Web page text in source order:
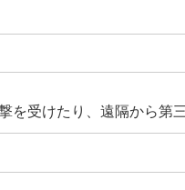
を受けたり、遠隔から